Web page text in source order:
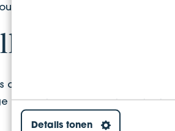
Details tonen
omgeving voor
schakel in
veel meer dan een
aanpak van